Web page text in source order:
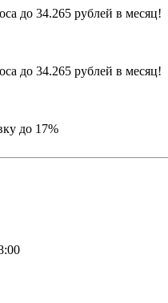
до 34.265 рублей в месяц!
до 34.265 рублей в месяц!
до 17%